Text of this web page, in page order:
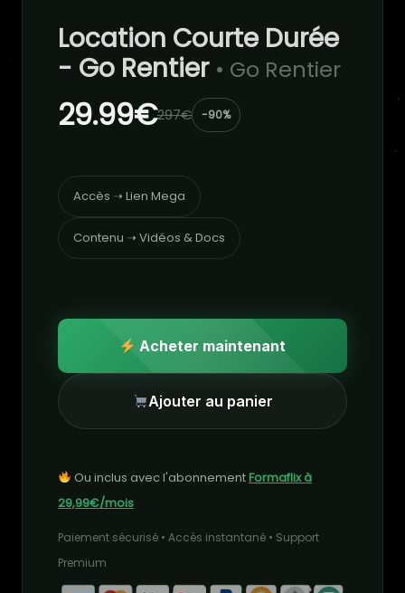
Location Courte Durée
- Go Rentier • Go Rentier
29.99€297€ -90%
Accès ➝ Lien Mega
Contenu ➝ Vidéos & Docs
Acheter maintenant
Ajouter au panier
Ou inclus avec l'abonnementFormaflix à
29,99€/mois
Paiement sécurisé • Accès instantané • Support
Premium